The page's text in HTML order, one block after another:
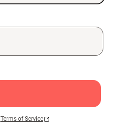
Terms of Service